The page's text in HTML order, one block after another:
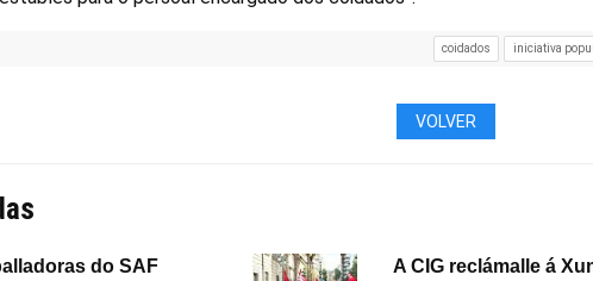
coidados iniciativa
VOLVER
do SAF A CIG reclámalle á